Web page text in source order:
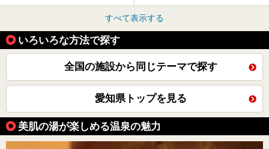
すべて表示する
いろいろな方法で探す
全国の施設から同じテーマで探す
愛知県トップを見る
美肌の湯が楽しめる温泉の魅力